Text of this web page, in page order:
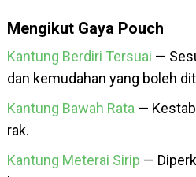
Mengikut Gaya Pouch
Kantung Berdiri Tersuai —
dan kemudahan yang boleh
Kantung Bawah Rata—
rak.
Kantung Meterai Sirip —